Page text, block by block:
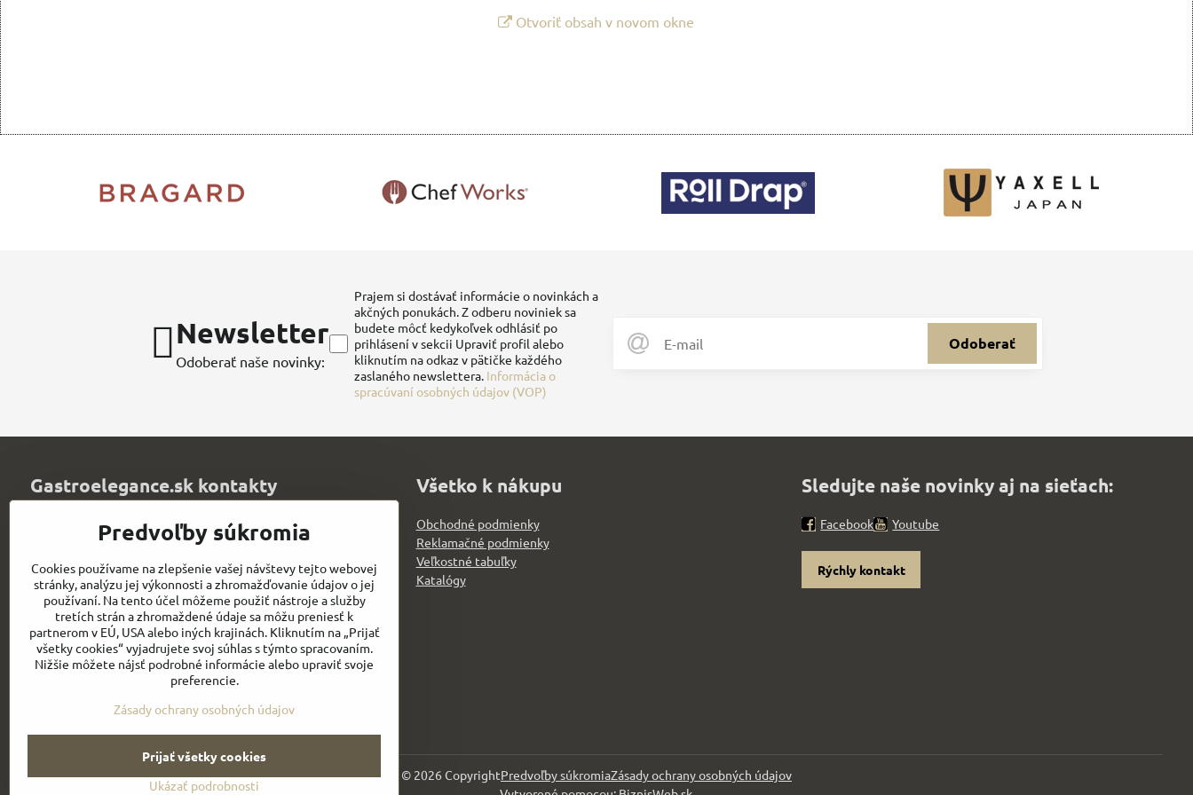
Otvoriť obsah v novom okne
Newsletter
Odoberať naše novinky:
Odoberať
Prajem si dostávať informácie o novinkách a
akčných ponukách. Z odberu noviniek sa
budete môcť kedykoľvek odhlásiť po
prihlásení v sekcii Upraviť profil alebo
kliknutím na odkaz v pätičke každého
zaslaného newslettera. Informácia o
spracúvaní osobných údajov (VOP)
Gastroelegance.sk kontakty
Juvitex, s​.r​.o​.
Trenčianska 1320
Púchov 020 01
Slovakia
IČO: 36339903
DIČ: 2021900067
IČ DPH: SK2021900067
info​@chefworks​.sk
+421 907 172 595
Všetko k nákupu
Obchodné podmienky
Reklamačné podmienky
Veľkostné tabuľky
Katalógy
Sledujte naše novinky aj na sieťach:
Facebook Youtube
Rýchly kontakt
© 2026 CopyrightPredvoľby súkromiaZásady ochrany osobných údajov
Predvoľby súkromia
Cookies používame na zlepšenie vašej návštevy tejto webovej
stránky, analýzu jej výkonnosti a zhromažďovanie údajov o jej
používaní. Na tento účel môžeme použiť nástroje a služby
tretích strán a zhromaždené údaje sa môžu preniesť k
partnerom v EÚ, USA alebo iných krajinách. Kliknutím na „Prijať
všetky cookies“ vyjadrujete svoj súhlas s týmto spracovaním.
Nižšie môžete nájsť podrobné informácie alebo upraviť svoje
preferencie.
Zásady ochrany osobných údajov
Ukázať podrobnosti
Prijať všetky cookies